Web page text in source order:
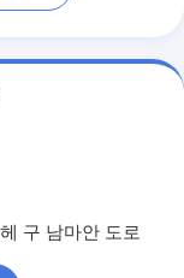
구 남마안 도로